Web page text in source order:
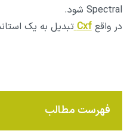
Spectral شود.
در واقعCxf تبدیل به یک
فهرست مطالب